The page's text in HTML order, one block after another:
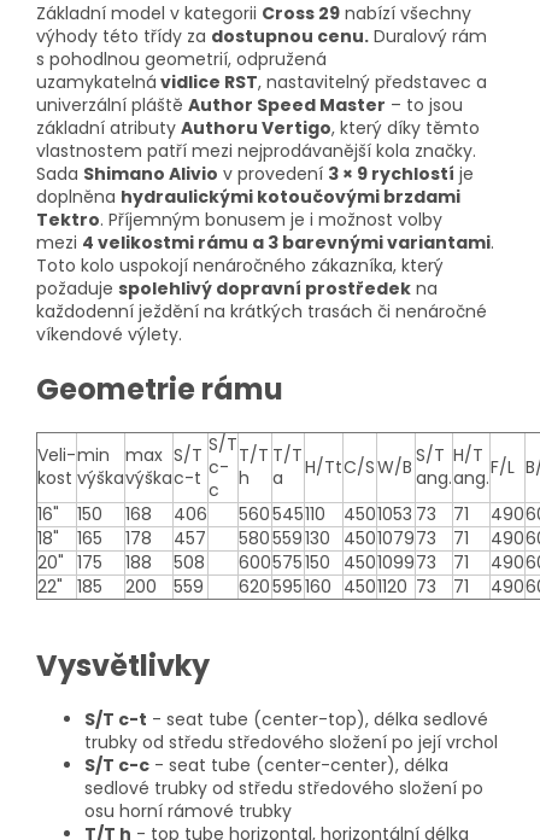
Základní model v kategorii Cross 29 nabízí všechny
výhody této třídy za dostupnou cenu. Duralový rám
s pohodlnou geometrií, odpružená
uzamykatelná vidlice RST, nastavitelný představec a
univerzální pláště Author Speed Master – to jsou
základní atributy Authoru Vertigo, který díky těmto
vlastnostem patří mezi nejprodávanější kola značky.
Sada Shimano Alivio v provedení 3 × 9 rychlostí je
doplněna hydraulickými kotoučovými brzdami
Tektro. Příjemným bonusem je i možnost volby
mezi 4 velikostmi rámu a 3 barevnými variantami.
Toto kolo uspokojí nenáročného zákazníka, který
požaduje spolehlivý dopravní prostředek na
každodenní ježdění na krátkých trasách či nenáročné
víkendové výlety.
Geometrie rámu
Veli-
kost
min
výška
max
výška
S/T
c-t
S/T
c-
c
T/T
h
T/T
a
H/TtC/SW/B S/T
ang.
H/T
ang.F/L
16"
150 168 406 560545110 4501053 73 71 490
18"
165 178 457 580559130 450107973 71 490
20" 175 188 508 600575150 450109973 71 490
22"
185 200 559 620595160 4501120 73 71 490
Vysvětlivky
S/T c-t - seat tube (center-top), délka sedlové
trubky od středu středového složení po její vrchol
S/T c-c - seat tube (center-center), délka
sedlové trubky od středu středového složení po
osu horní rámové trubky
T/T h - top tube horizontal, horizontální délka